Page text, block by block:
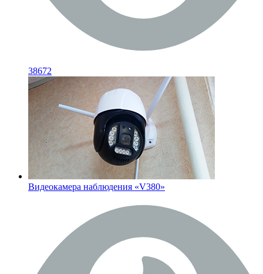
38672
Видеокамера наблюдения «V380»